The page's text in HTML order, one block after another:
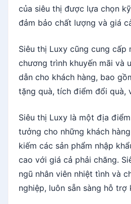
của siêu thị được lựa chọn
đảm bảo chất lượng và giá
Siêu thị Luxy cũng cung cấp
chương trình khuyến mãi và
dẫn cho khách hàng, bao
tặng quà, tích điểm đổi quà,
Siêu thị Luxy là một địa
tưởng cho những khách
kiếm các sản phẩm nhập
cao với giá cả phải chăng.
ngũ nhân viên nhiệt tình và
nghiệp, luôn sẵn sàng hỗ trợ